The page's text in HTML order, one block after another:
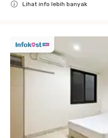
Lihat info lebih banyak